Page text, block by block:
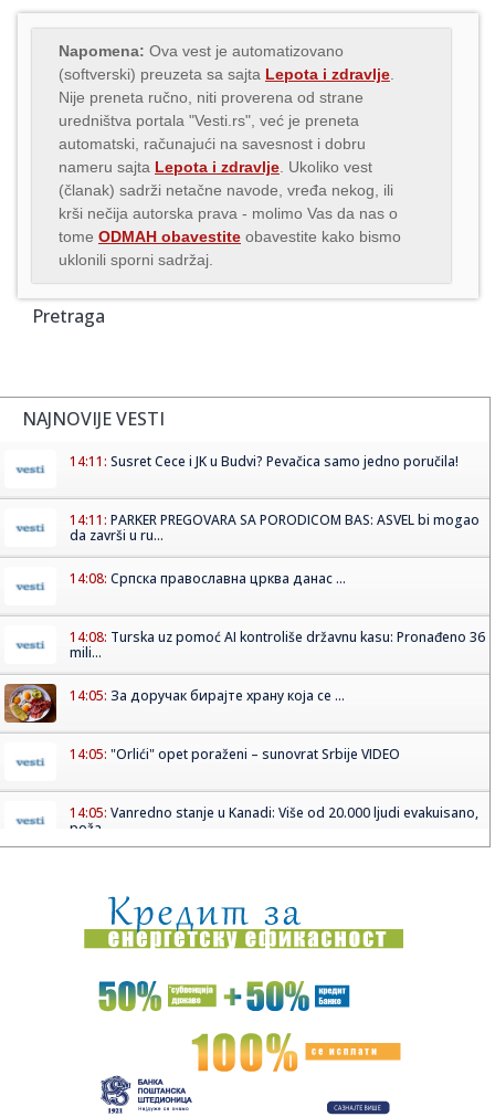
Napomena: Ova vest je automatizovano
(softverski) preuzeta sa sajta Lepota i zdravlje
Nije preneta ručno, niti proverena od strane
uredništva portala "Vesti.rs", već je preneta
automatski, računajući na savesnost i dobru
nameru sajta Lepota i zdravlje . Ukoliko vest
(članak) sadrži netačne navode, vređa nekog, ili
krši nečija autorska prava - molimo Vas da nas o
tome ODMAH obavestite obavestite kako bismo
uklonili sporni sadržaj.
Pretraga
NAJNOVIJE VESTI
14:11: Susret Cece i JK u Budvi? Pevačica samo jedno poručila!
14:11: PARKER PREGOVARA SA PORODICOM BAS: ASVEL bi mogao
da završi u ru...
14:08: Српска православна црква данас ...
14:08: Turska uz pomoć AI kontroliše državnu kasu: Pronađeno 36
mili...
14:05: За доручак бирајте храну која се ...
14:05: "Orlići" opet poraženi – sunovrat Srbije VIDEO
14:05: Vanredno stanje u Kanadi: Više od 20.000 ljudi evakuisano,
poža...
14:03:Plakati za horor "Mumija" zabranjeni u Velikoj Britaniji jer su
p...
14:01:Volite WhatsApp stikere? Evo dobrih vesti za vas
Srbin izbačen iz ekipe: Trenira individualno i čeka na
14:00:Harley Flanagan iz Cro-Magsa sumnja da će nastaviti sa